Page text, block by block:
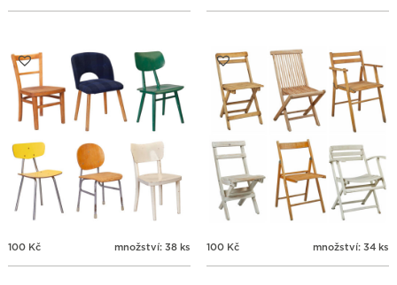
100 Kč množství: 38 ks 100 Kč množství: 34 ks